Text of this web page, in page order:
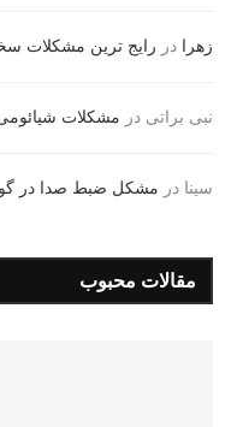
زهرا در رایج ترین مشکلات
نبی براتی در مشکلات شیائومی نوت 8 و روش
سینا در مشکل ضبط صدا در
مقالات محبوب